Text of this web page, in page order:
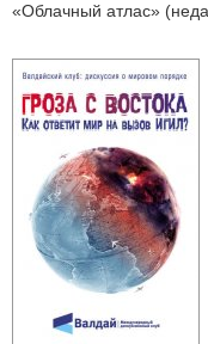
«Облачный атлас»